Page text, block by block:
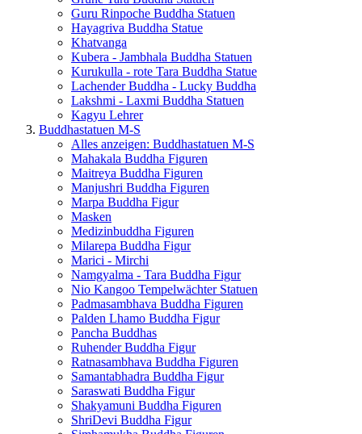
Guru Rinpoche Buddha Statuen
Hayagriva Buddha Statue
Khatvanga
Kubera - Jambhala Buddha Statuen
Kurukulla - rote Tara Buddha Statue
Lachender Buddha - Lucky Buddha
Lakshmi - Laxmi Buddha Statuen
Kagyu Lehrer
Buddhastatuen M-S
Alles anzeigen: Buddhastatuen M-S
Mahakala Buddha Figuren
Maitreya Buddha Figuren
Manjushri Buddha Figuren
Marpa Buddha Figur
Masken
Medizinbuddha Figuren
Milarepa Buddha Figur
Marici - Mirchi
Namgyalma - Tara Buddha Figur
Nio Kangoo Tempelwächter Statuen
Padmasambhava Buddha Figuren
Palden Lhamo Buddha Figur
Pancha Buddhas
Ruhender Buddha Figur
Ratnasambhava Buddha Figuren
Samantabhadra Buddha Figur
Saraswati Buddha Figur
Shakyamuni Buddha Figuren
ShriDevi Buddha Figur